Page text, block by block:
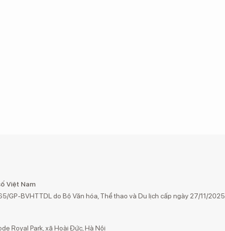
Việt Nam
GP-BVHTTDL do Bộ Văn hóa, Thể thao và Du lịch cấp ngày 27/11/2025
Royal Park, xã Hoài Đức, Hà Nội